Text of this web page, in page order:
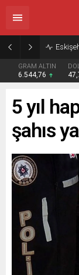
GRAM ALTIN
6.544,76
5 yıl
şahıs